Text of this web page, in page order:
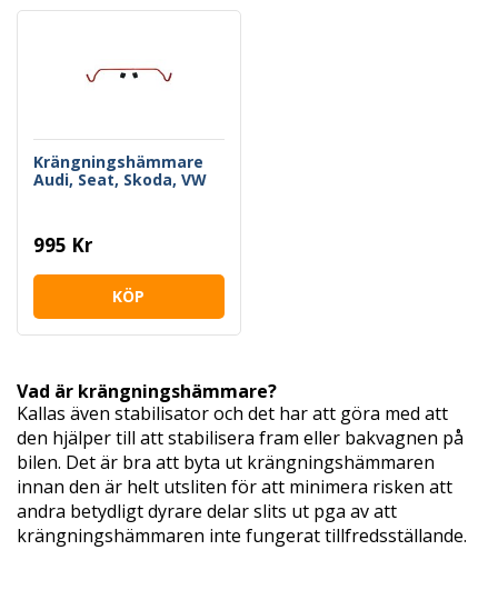
Krängningshämmare
Audi, Seat, Skoda, VW
995 Kr
KÖP
Vad är krängningshämmare?
Kallas även stabilisator och det har att göra med att
den hjälper till att stabilisera fram eller bakvagnen på
bilen. Det är bra att byta ut krängningshämmaren
innan den är helt utsliten för att minimera risken att
andra betydligt dyrare delar slits ut pga av att
krängningshämmaren inte fungerat tillfredsställande.